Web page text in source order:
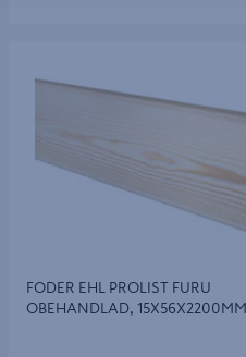
FODER EHL PROLIST FURU
OBEHANDLAD, 15X56X2200MM